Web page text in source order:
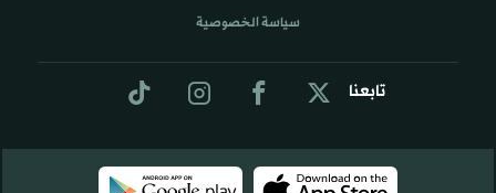
تابعنا
سياسة الخصوصية